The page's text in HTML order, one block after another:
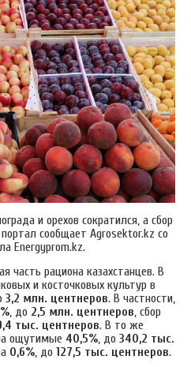
и орехов сократился, а сбор
сообщает Аgrosektor.kz со
Energyprom.kz.
часть рациона казахстанцев. В
и косточковых культур в
3,2 млн. центнеров. В частности,
, до 2,5 млн. центнеров, сбор
тыс. центнеров. В то же
ощутимые 40,5%, до 340,2 тыс.
0,6%, до 127,5 тыс. центнеров.